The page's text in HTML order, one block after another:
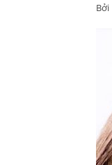
Bởi